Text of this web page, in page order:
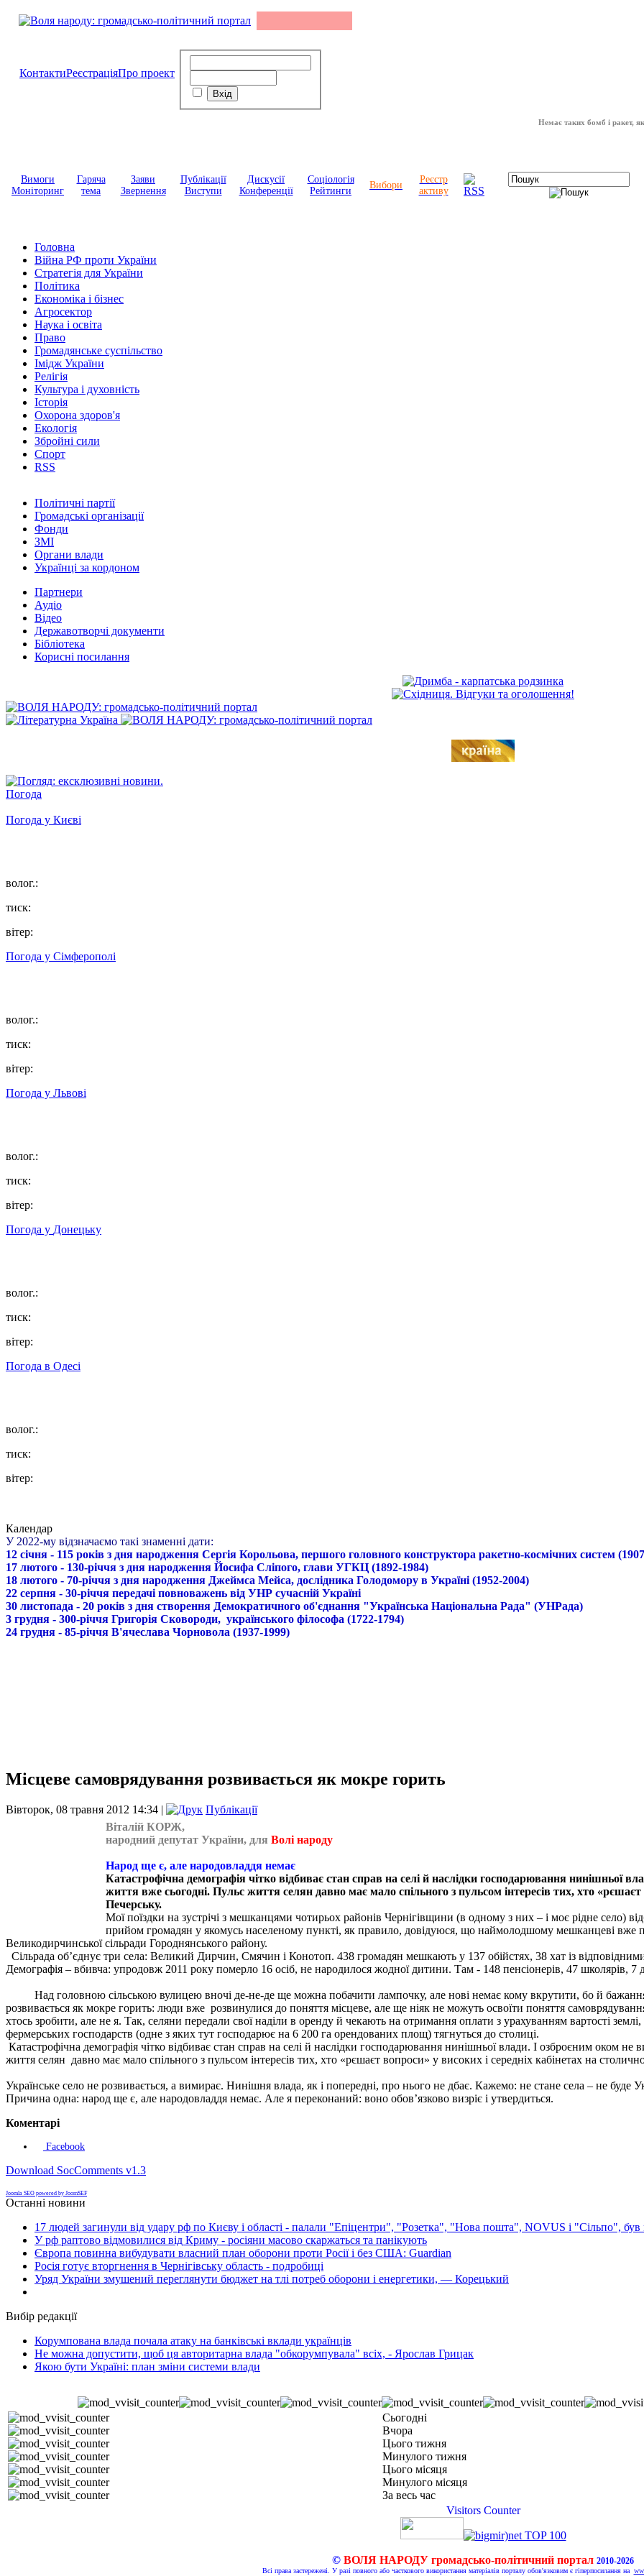
КонтактиРеєстраціяПро проект
Немає таких бомб і ракет, які
Вимоги
Моніторинг
Гаряча
тема
Заяви
Звернення
Публікації
Виступи
Дискусії
Конференції
Соціологія
Рейтинги
Вибори
Реєстр
активу
Головна
Війна РФ проти України
Стратегія для України
Політика
Економіка і бізнес
Агросектор
Наука і освіта
Право
Громадянське суспільство
Імідж України
Релігія
Культура і духовність
Історія
Охорона здоров'я
Екологія
Збройні сили
Спорт
RSS
Політичні партії
Громадські організації
Фонди
ЗМІ
Органи влади
Українці за кордоном
Партнери
Аудіо
Відео
Державотворчі документи
Бібліотека
Корисні посилання
Погода
Погода у Києві
волог.:
тиск:
вітер:
Погода у Сімферополі
волог.:
тиск:
вітер:
Погода у Львові
волог.:
тиск:
вітер:
Погода у Донецьку
волог.:
тиск:
вітер:
Погода в Одесі
волог.:
тиск:
вітер:
Календар
У 2022-му відзначаємо такі знаменні дати:
12 січня - 115 років з дня народження Сергія Корольова, першого головного конструктора ракетно-космічних систем
17 лютого - 130-річчя з дня народження Йосифа Сліпого, глави УГКЦ (1892-1984)
18 лютого - 70-річчя з дня народження Джеймса Мейса, дослідника Голодомору в Україні (1952-2004)
22 серпня - 30-річчя передачі повноважень від УНР сучасній Україні
30 листопада - 20 років з дня створення Демократичного об'єднання "Українська Національна Рада" (УНРада)
3 грудня - 300-річчя Григорія Сковороди, українського філософа (1722-1794)
24 грудня - 85-річчя В'ячеслава Чорновола (1937-1999)
Місцеве самоврядування розвивається як мокре горить
Вівторок, 08 травня 2012 14:34 |
Публікації
Віталій КОРЖ,
народний депутат України, для Волі народу
Народ ще є, але народовладдя немає
Катастрофічна демографія чітко відбиває стан справ на селі й наслідки господарювання нинішньої
життя вже сьогодні. Пульс життя селян давно має мало спільного з пульсом інтересів тих, хто
Печерську.
Мої поїздки на зустрічі з мешканцями чотирьох районів Чернігівщини (в одному з них – і моє рідне село)
прийом громадян у якомусь населеному пункті, як правило, довідуюся, що наймолодшому мешканцеві вже
Великодирчинської сільради Городнянського району.
Сільрада об’єднує три села: Великий Дирчин, Смячин і Конотоп. 438 громадян мешкають у 137 обійстях, 38 хат із
Демографія – вбивча: упродовж 2011 року померло 16 осіб, не народилося жодної дитини. Там - 148 пенсіонерів, 47 школярів, 7
Над головною сільською вулицею вночі де-не-де ще можна побачити лампочку, але нові немає кому вкрутити, бо й бажання
розвивається як мокре горить: люди вже розвинулися до поняття місцеве, але ще ніяк не можуть освоїти поняття
хтось зробити, але не я. Так, селяни передали свої наділи в оренду й чекають на отримання оплати з урахуванням вартості
фермерських господарств (одне з яких тут господарює на 6 200 га орендованих площ) тягнуться до столиці.
Катастрофічна демографія чітко відбиває стан справ на селі й наслідки господарювання нинішньої влади. І озброєним оком
життя селян давно має мало спільного з пульсом інтересів тих, хто «рєшаєт вопроси» у високих і середніх кабінетах на
Українське село не розвивається, а вимирає. Нинішня влада, як і попередні, про нього не дбає. Кажемо: не стане села – не буде
Причина одна: народ ще є, але народовладдя немає. Але я переконаний: воно обов’язково визріє і утвердиться.
Коментарі
Facebook
Download SocComments v1.3
Joomla SEO powered by JoomSEF
Останні новини
17 людей загинули від удару рф по Києву і області - палали "Епіцентри", "Розетка", "Нова пошта", NOVUS і "Сільпо", був
У рф раптово відмовилися від Криму - росіяни масово скаржаться та панікують
Європа повинна вибудувати власний план оборони проти Росії і без США: Guardian
Росія готує вторгнення в Чернігівську область - подробиці
Уряд України змушений переглянути бюджет на тлі потреб оборони і енергетики, — Корецький
Вибір редакції
Корумпована влада почала атаку на банківські вклади українців
Не можна допустити, щоб ця авторитарна влада "обкорумпувала" всіх, - Ярослав Грицак
Якою бути Україні: план зміни системи влади
Сьогодні
Вчора
Цього тижня
Минулого тижня
Цього місяця
Минулого місяця
За весь час
Visitors Counter
© ВОЛЯ НАРОДУ громадсько-політичний портал 2010-2026
Всі права застережені. У разі повного або часткового використання матеріалів порталу обов'язковим є гіперпосилання на